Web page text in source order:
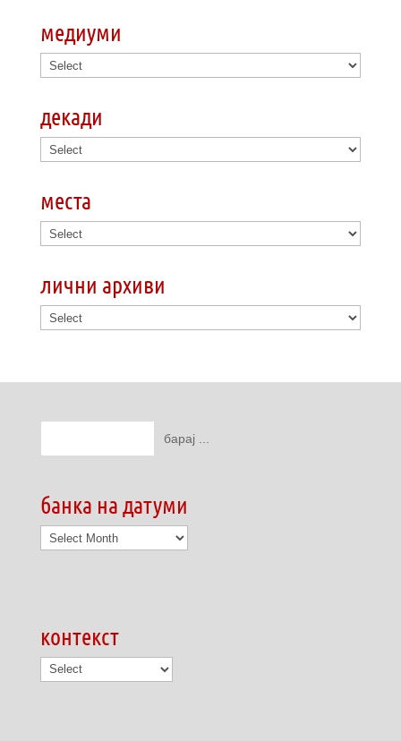
медиуми
декади
места
лични архиви
банка на датуми
банка
на
контекст